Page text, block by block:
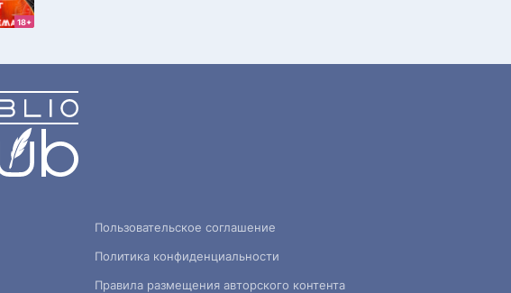
18+
Пользовательское соглашение
Политика конфиденциальности
Правила размещения авторского контента